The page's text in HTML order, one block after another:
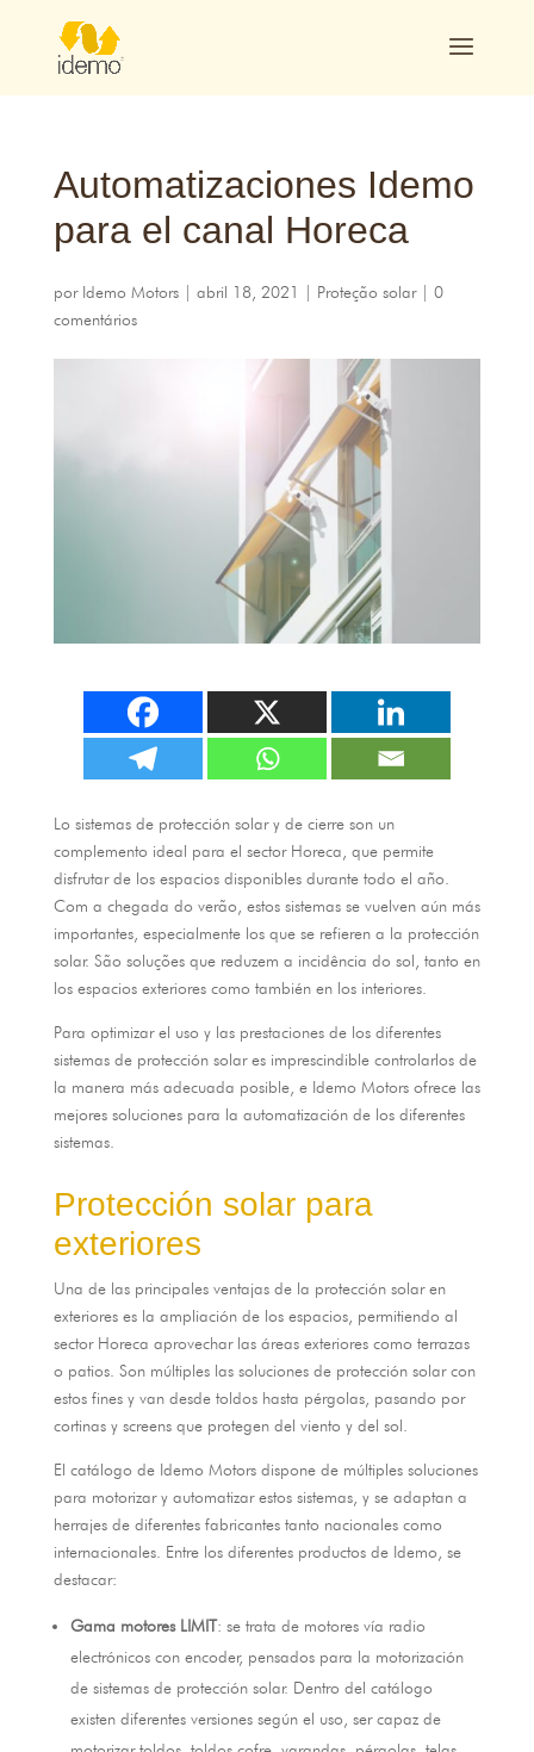
Automatizaciones Idemo
para el canal Horeca
por Idemo Motors| abril 18, 2021 Proteção solar| 0
comentários
Lo sistemas de protección solar y de cierre son un
complemento ideal para el sector Horeca que permite
disfrutar de los espacios disponibles durante todo el año
Com a chegada do verão, estos sistemas se vuelven aún más
importantes, especialmente los que se refieren a la protección
solar. São soluções que reduzem a incidência do sol, tanto en
los espacios exteriores como también en los interiores.
Para optimizar el uso y las prestaciones de los diferentes
sistemas de protección solar es imprescindible controlarlos de
la manera más adecuada posible, e Idemo Motors ofrece las
mejores soluciones para la automatización de los diferentes
sistemas.
Protección solar para
exteriores
Una de las principales ventajas de la protección solar en
exteriores es la ampliación de los espacios, permitiendo al
sector Horeca aprovechar las áreas exteriores como terrazas
o patios. Son múltiples las soluciones de protección solar con
estos fines y van desde toldos hasta pérgolas, pasando por
cortinas y screens que protegen del viento y del sol
El catálogo de Idemo Motors dispone de múltiples soluciones
para motorizar y automatizar estos sistemas, y se adaptan a
herrajes de diferentes fabricantes tanto nacionales como
internacionales. Entre los diferentes productos de Idemo , se
destacar:
Gama motores LIMIT: se trata de motores vía radio
electrónicos con encoder, pensados para la motorización
de sistemas de protección solar. Dentro del catálogo
existen diferentes versiones según el uso , ser capaz de